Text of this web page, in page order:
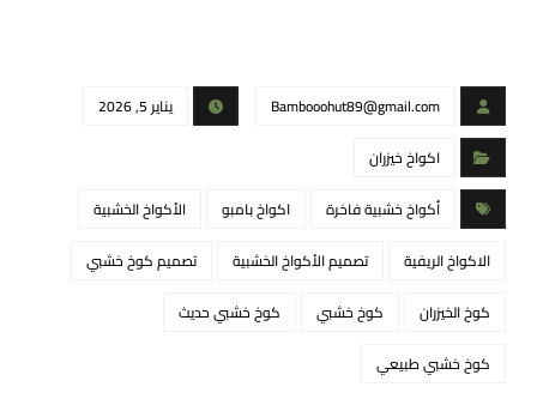
Bambooohut89@gmail.com
يناير 5, 2026
اكواخ خيزران
أكواخ خشبية فاخرة
اكواخ بامبو
الأكواخ الخشبية
الاكواخ الريفية
تصميم الأكواخ الخشبية
تصميم كوخ خشبي
كوخ الخيزران
كوخ خشبي
كوخ خشبي حديث
كوخ خشبي طبيعي